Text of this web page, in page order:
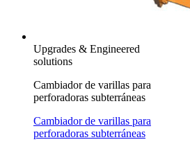
Upgrades & Engineered
solutions
Cambiador de varillas para
perforadoras subterráneas
Cambiador de varillas para
perforadoras subterráneas